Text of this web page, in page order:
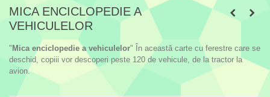
MICA ENCICLOPEDIE A
VEHICULELOR
" Mica enciclopedie a vehiculelor" În această carte cu ferestre care se
deschid, copiii vor descoperi peste 120 de vehicule, de la tractor la
avion.